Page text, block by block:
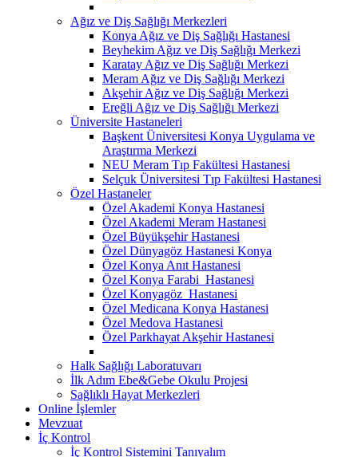
Ağız ve Diş Sağlığı Merkezleri
Konya Ağız ve Diş Sağlığı Hastanesi
Beyhekim Ağız ve Diş Sağlığı Merkezi
Karatay Ağız ve Diş Sağlığı Merkezi
Meram Ağız ve Diş Sağlığı Merkezi
Akşehir Ağız ve Diş Sağlığı Merkezi
Ereğli Ağız ve Diş Sağlığı Merkezi
Üniversite Hastaneleri
Başkent Üniversitesi Konya Uygulama ve
Araştırma Merkezi
NEU Meram Tıp Fakültesi Hastanesi
Selçuk Üniversitesi Tıp Fakültesi Hastanesi
Özel Hastaneler
Özel Akademi Konya Hastanesi
Özel Akademi Meram Hastanesi
Özel Büyükşehir Hastanesi
Özel Dünyagöz Hastanesi Konya
Özel Konya Anıt Hastanesi
Özel Konya Farabi Hastanesi
Özel Konyagöz Hastanesi
Özel Medicana Konya Hastanesi
Özel Medova Hastanesi
Özel Parkhayat Akşehir Hastanesi
Halk Sağlığı Laboratuvarı
İlk Adım Ebe&Gebe Okulu Projesi
Sağlıklı Hayat Merkezleri
Online İşlemler
Mevzuat
İç Kontrol
İç Kontrol Sistemini Tanıyalım